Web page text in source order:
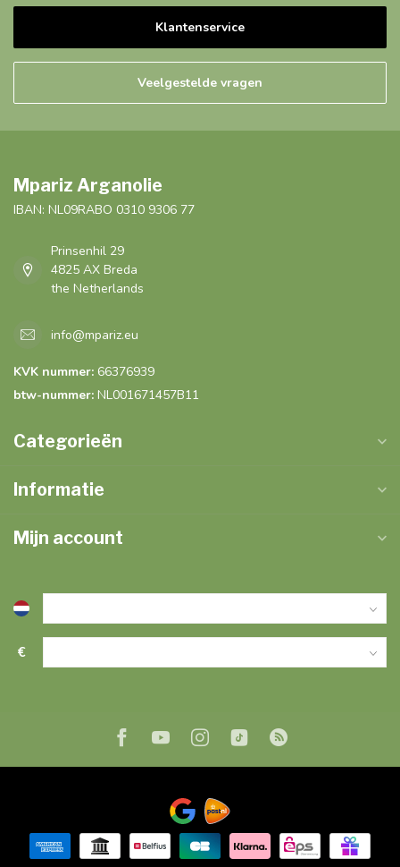
Klantenservice
Veelgestelde vragen
Mpariz Arganolie
IBAN: NL09RABO 0310 9306 77
Prinsenhil 29
4825 AX Breda
the Netherlands
info@mpariz.eu
KVK nummer: 66376939
btw-nummer: NL001671457B11
Categorieën
Informatie
Mijn account
€